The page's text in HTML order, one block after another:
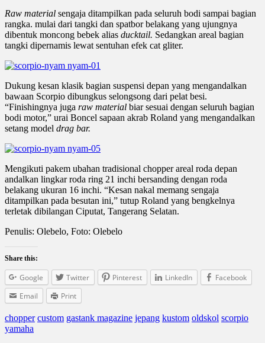
Raw material sengaja ditampilkan pada seluruh bodi sampai bagian
rangka. mulai dari tangki dan spatbor belakang yang ujungnya
dibentuk moncong bebek alias ducktail. Sedangkan areal bagian
tangki dipernamis lewat sentuhan efek cat gliter.
Dukung kesan klasik bagian suspensi depan yang mengandalkan
bawaan Scorpio dibungkus selongsong dari pelat besi.
“Finishingnya juga raw material biar sesuai dengan seluruh bagian
bodi motor,” urai Boncel sapaan akrab Roland yang mengandalkan
setang model drag bar.
Mengikuti pakem ubahan tradisional chopper areal roda depan
andalkan lingkar roda ring 21 inchi bersanding dengan roda
belakang ukuran 16 inchi. “Kesan nakal memang sengaja
ditampilkan pada besutan ini,” tutup Roland yang bengkelnya
terletak dibilangan Ciputat, Tangerang Selatan.
Penulis: Olebelo, Foto: Olebelo
Share this:
Google Twitter Pinterest LinkedIn
Facebook
Email
Print
chopper custom gastank magazine jepang kustom oldskol scorpio
yamaha